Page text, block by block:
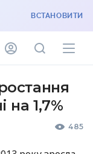
ВСТАНОВИТИ
на 1,7%
485